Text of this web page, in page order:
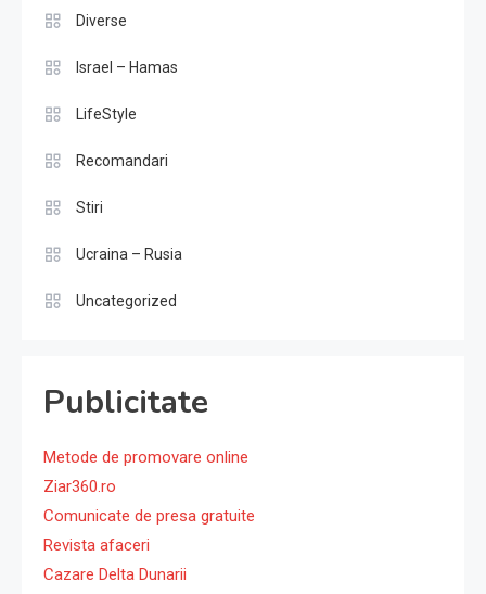
Diverse
Israel – Hamas
LifeStyle
Recomandari
Stiri
Ucraina – Rusia
Uncategorized
Publicitate
Metode de promovare online
Ziar360.ro
Comunicate de presa gratuite
Revista afaceri
Cazare Delta Dunarii